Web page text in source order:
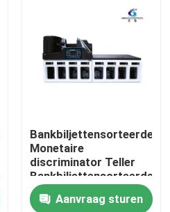
Bankbiljettensorteerder
Monetaire
discriminator Teller
Bankbiljettensorteerder
Geldwaarde-teller met
SN-lezing CIS
Aanvraag sturen